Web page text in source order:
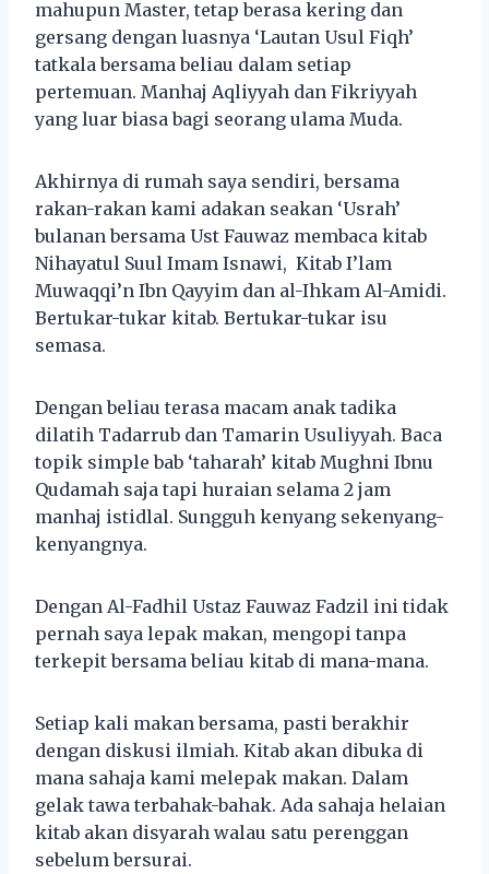
mahupun Master, tetap berasa kering dan
gersang dengan luasnya ‘Lautan Usul Fiqh’
tatkala bersama beliau dalam setiap
pertemuan. Manhaj Aqliyyah dan Fikriyyah
yang luar biasa bagi seorang ulama Muda.
Akhirnya di rumah saya sendiri, bersama
rakan-rakan kami adakan seakan ‘Usrah’
bulanan bersama Ust Fauwaz membaca kitab
Nihayatul Suul Imam Isnawi, Kitab I’lam
Muwaqqi’n Ibn Qayyim dan al-Ihkam Al-Amidi.
Bertukar-tukar kitab. Bertukar-tukar isu
semasa.
Dengan beliau terasa macam anak tadika
dilatih Tadarrub dan Tamarin Usuliyyah. Baca
topik simple bab ‘taharah’ kitab Mughni Ibnu
Qudamah saja tapi huraian selama 2 jam
manhaj istidlal. Sungguh kenyang sekenyang-
kenyangnya.
Dengan Al-Fadhil Ustaz Fauwaz Fadzil ini tidak
pernah saya lepak makan, mengopi tanpa
terkepit bersama beliau kitab di mana-mana.
Setiap kali makan bersama, pasti berakhir
dengan diskusi ilmiah. Kitab akan dibuka di
mana sahaja kami melepak makan. Dalam
gelak tawa terbahak-bahak. Ada sahaja helaian
kitab akan disyarah walau satu perenggan
sebelum bersurai.